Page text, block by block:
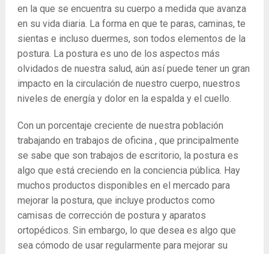
en la que se encuentra su cuerpo a medida que avanza
en su vida diaria. La forma en que te paras, caminas, te
sientas e incluso duermes, son todos elementos de la
postura. La postura es uno de los aspectos más
olvidados de nuestra salud, aún así puede tener un gran
impacto en la circulación de nuestro cuerpo, nuestros
niveles de energía y dolor en la espalda y el cuello.
Con un porcentaje creciente de nuestra población
trabajando en trabajos de oficina , que principalmente
se sabe que son trabajos de escritorio, la postura es
algo que está creciendo en la conciencia pública. Hay
muchos productos disponibles en el mercado para
mejorar la postura, que incluye productos como
camisas de corrección de postura y aparatos
ortopédicos. Sin embargo, lo que desea es algo que
sea cómodo de usar regularmente para mejorar su